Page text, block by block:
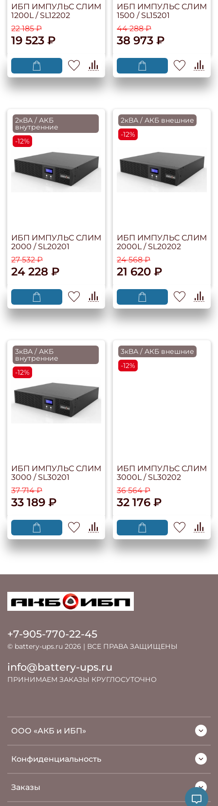
ИБП ИМПУЛЬС СЛИМ
1200L / SL12202
22 185 ₽
19 523 ₽
ИБП ИМПУЛЬС СЛИМ
1500 / SL15201
44 288 ₽
38 973 ₽
2кВА / АКБ
внутренние
-12%
ИБП ИМПУЛЬС СЛИМ
2000 / SL20201
27 532 ₽
24 228 ₽
2кВА / АКБ внешние
-12%
ИБП ИМПУЛЬС СЛИМ
2000L / SL20202
24 568 ₽
21 620 ₽
3кВА / АКБ
внутренние
-12%
ИБП ИМПУЛЬС СЛИМ
3000 / SL30201
37 714 ₽
33 189 ₽
3кВА / АКБ внешние
-12%
ИБП ИМПУЛЬС СЛИМ
3000L / SL30202
36 564 ₽
32 176 ₽
ООО «АКБ и ИБП»
Конфиденциальность
Заказы
+7-905-770-22-45
© battery-ups.ru 2026 | ВСЕ ПРАВА ЗАЩИЩЕНЫ
info@battery-ups.ru
ПРИНИМАЕМ ЗАКАЗЫ КРУГЛОСУТОЧНО